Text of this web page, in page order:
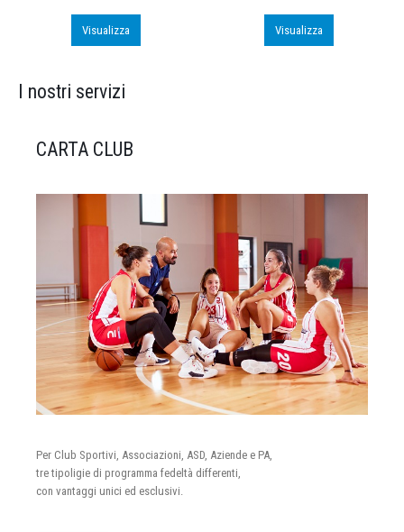
Visualizza Visualizza
I nostri servizi
CARTA CLUB
Per Club Sportivi, Associazioni, ASD, Aziende e PA,
tre tipoligie di programma fedeltà differenti,
con vantaggi unici ed esclusivi.